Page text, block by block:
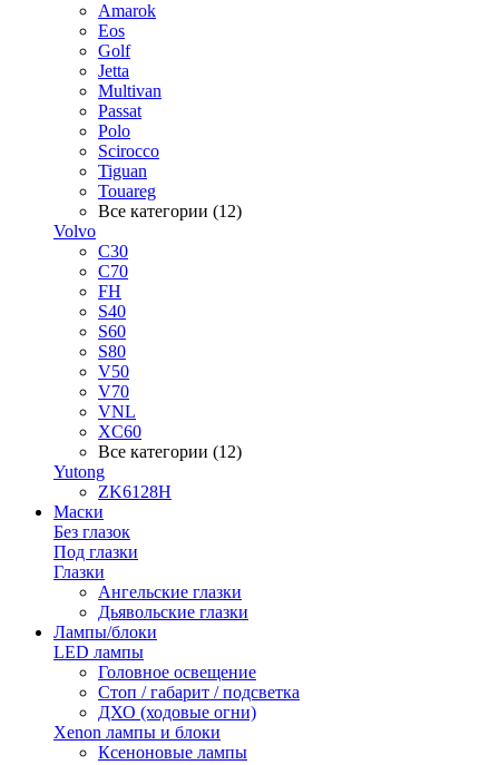
Amarok
Eos
Golf
Jetta
Multivan
Passat
Polo
Scirocco
Tiguan
Touareg
Все категории (12)
Volvo
C30
C70
FH
S40
S60
S80
V50
V70
VNL
XC60
Все категории (12)
Yutong
ZK6128H
Маски
Без глазок
Под глазки
Глазки
Ангельские глазки
Дьявольские глазки
Лампы/блоки
LED лампы
Головное освещение
Стоп / габарит / подсветка
ДХО (ходовые огни)
Xenon лампы и блоки
Ксеноновые лампы